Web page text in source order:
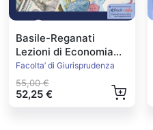
Basile-Reganati
Lezioni di Economia
Politica
Facolta’ di Giurisprudenza
55,00 €
52,25 €